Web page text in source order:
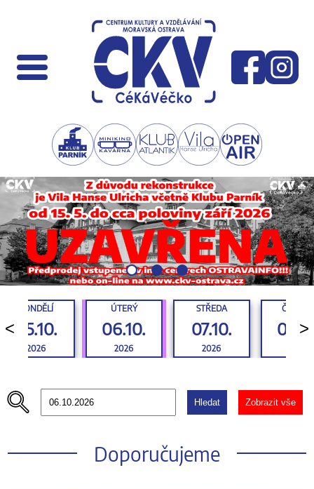
<
PONDĚLÍ
05.10.
2026
ÚTERÝ
06.10.
2026
STŘEDA
07.10.
2026
>
Hledat Zobrazit vše
Doporučujeme